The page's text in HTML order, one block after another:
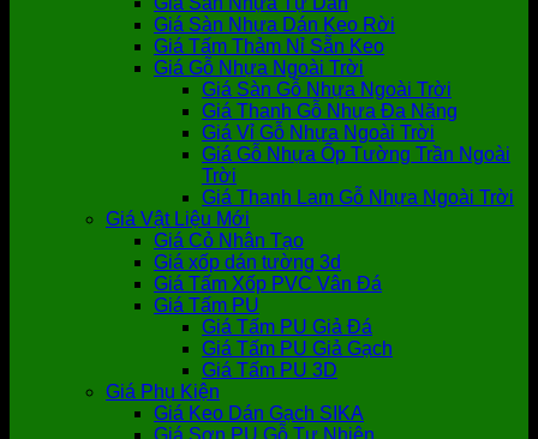
Giá Sàn Nhựa Dán Keo Rời
Giá Tấm Thảm Nỉ Sẵn Keo
Giá Gỗ Nhựa Ngoài Trời
Giá Sàn Gỗ Nhựa Ngoài Trời
Giá Thanh Gỗ Nhựa Đa Năng
Giá Vỉ Gỗ Nhựa Ngoài Trời
Giá Gỗ Nhựa Ốp Tường Trần Ngoài
Trời
Giá Thanh Lam Gỗ Nhựa Ngoài Trời
Giá Vật Liệu Mới
Giá Cỏ Nhân Tạo
Giá xốp dán tường 3d
Giá Tấm Xốp PVC Vân Đá
Giá Tấm PU
Giá Tấm PU Giả Đá
Giá Tấm PU Giả Gạch
Giá Tấm PU 3D
Giá Phụ Kiện
Giá Keo Dán Gạch SIKA
Giá Sơn PU Gỗ Tự Nhiên